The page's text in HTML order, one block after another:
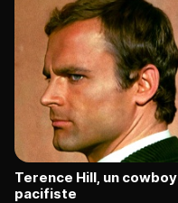
Terence Hill, un cowboy
pacifiste